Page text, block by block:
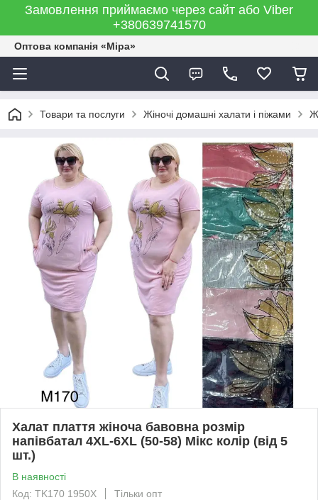
Замовлення приймаємо через сайт або Viber
+380639741570
Оптова компанія «Міра»
Товари та послуги Жіночі домашні халати і піжами
Халат плаття жіноча бавовна розмір
напівбатал 4XL-6XL (50-58) Мікс колір (від 5
шт.)
В наявності
Код: TK170 1950X
Тільки опт